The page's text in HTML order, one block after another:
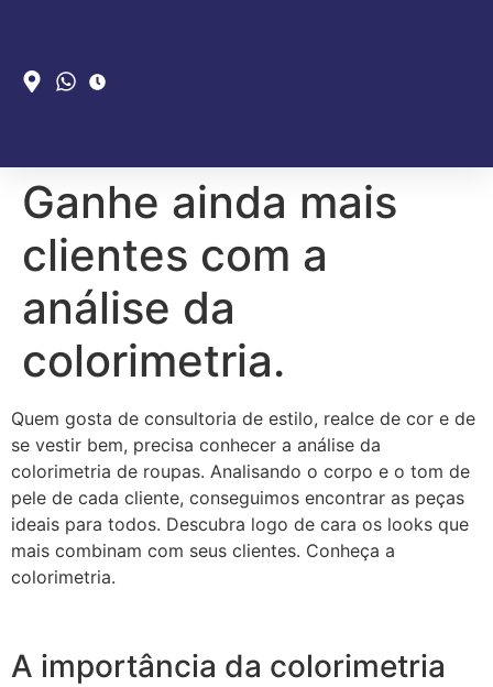
Ganhe ainda mais
clientes com a
análise da
colorimetria.
Quem gosta de consultoria de estilo, realce de cor e de
se vestir bem, precisa conhecer a análise da
colorimetria de roupas. Analisando o corpo e o tom de
pele de cada cliente, conseguimos encontrar as peças
ideais para todos. Descubra logo de cara os looks que
mais combinam com seus clientes. Conheça a
colorimetria.
A importância da colorimetria